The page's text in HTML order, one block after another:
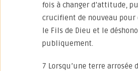
fois à changer d’attitude,
crucifient de nouveau pour
le Fils de Dieu et le
publiquement.
7 Lorsqu’une terre arrosée